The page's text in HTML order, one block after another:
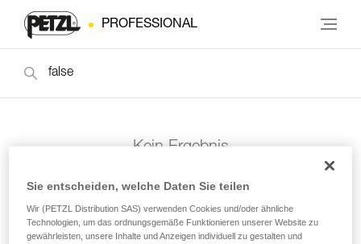
PROFESSIONAL
Kein Ergebnis
Sie entscheiden, welche Daten Sie teilen
Wir (PETZL Distribution SAS) verwenden Cookies und/oder ähnliche
Technologien, um das ordnungsgemäße Funktionieren unserer Website zu
gewährleisten, unsere Inhalte und Anzeigen individuell zu gestalten und